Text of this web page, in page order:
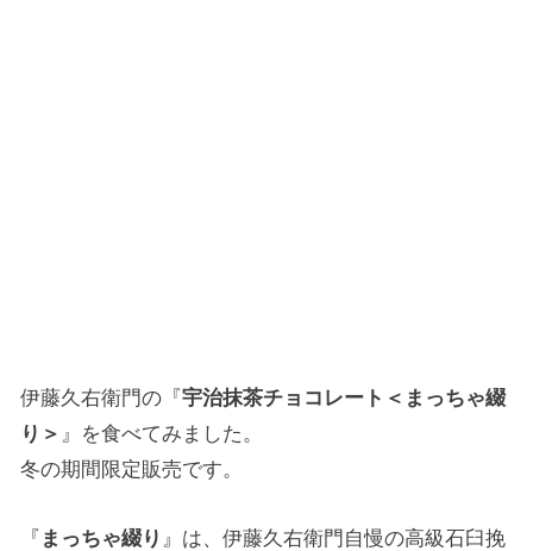
伊藤久右衛門の『宇治抹茶チョコレート＜まっちゃ綴
り＞ 』を食べてみました。
冬の期間限定販売です。
『 まっちゃ綴り 』は、伊藤久右衛門自慢の高級石臼挽